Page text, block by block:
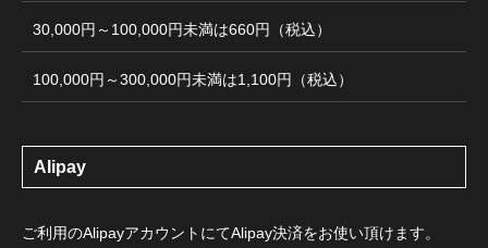
30,000円～100,000円未満は660円（税込）
100,000円～300,000円未満は1,100円（税込）
Alipay
ご利用のAlipayアカウントにてAlipay決済をお使い頂けます。